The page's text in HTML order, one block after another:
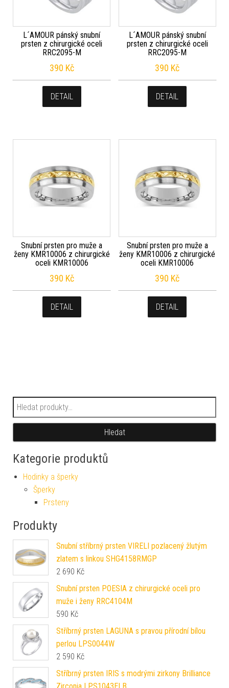
L´AMOUR pánský snubní
prsten z chirurgické oceli
RRC2095-M
390 Kč
DETAIL
L´AMOUR pánský snubní
prsten z chirurgické oceli
RRC2095-M
390 Kč
DETAIL
Snubní prsten pro muže a
ženy KMR10006 z chirurgické
oceli KMR10006
390 Kč
DETAIL
Snubní prsten pro muže a
ženy KMR10006 z chirurgické
oceli KMR10006
390 Kč
DETAIL
Hledat:
Hledat
Kategorie produktů
Hodinky a šperky
Šperky
Prsteny
Produkty
Snubní stříbrný prsten VIRELI pozlacený žlutým
zlatem s linkou SHG4158RMGP
2 690 Kč
Snubní prsten POESIA z chirurgické oceli pro
muže i ženy RRC4104M
590 Kč
Stříbrný prsten LAGUNA s pravou přírodní bílou
perlou LPS0044W
2 590 Kč
Stříbrný prsten IRIS s modrými zirkony Brilliance